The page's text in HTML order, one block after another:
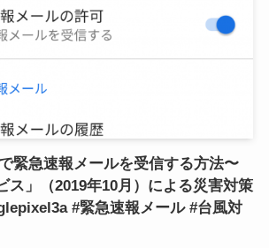
緊急速報メールを受信する方法〜
ス」（2019年10月）による災害対策
#緊急速報メール #台風対